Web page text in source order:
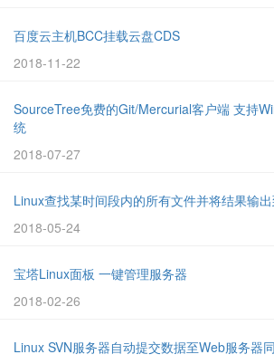
百度云主机BCC挂载云盘CDS
2018-11-22
SourceTree免费的Git/Mercurial客户端 支持
统
2018-07-27
Linux查找某时间段内的所有文件并将结果输
2018-05-24
宝塔Linux面板 一键管理服务器
2018-02-26
Linux SVN服务器自动提交数据至Web服务器